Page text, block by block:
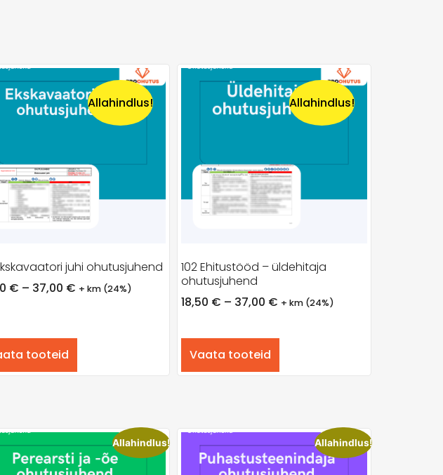
Allahindlus!
juhi ohutusjuhend
€ – 37,00 € + km (24%)
tooteid
Allahindlus!
102 Ehitustööd – üldehitaja
ohutusjuhend
18,50 € – 37,00 € + km (24%)
Vaata tooteid
Allahindlus! Allahindlus!